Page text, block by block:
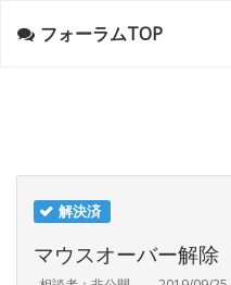
フォーラムTOP
解決済
マウスオーバー解除